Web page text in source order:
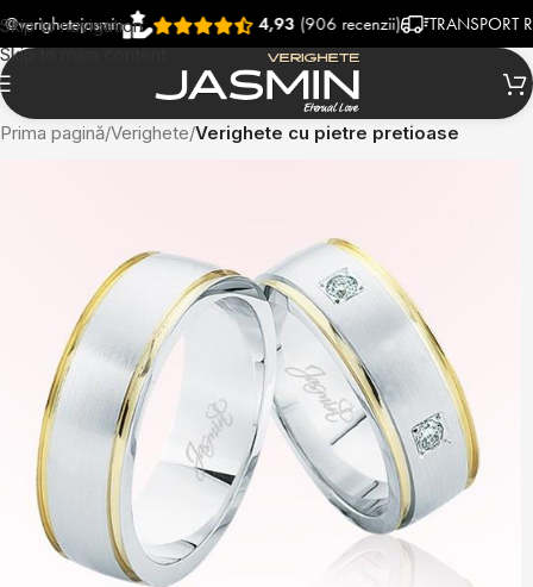
Skip to navigation
Skip to main content
4,93(906 recenzii) TRANSPORT RAPID
Prima pagină Verighete Verighete cu pietre pretioase